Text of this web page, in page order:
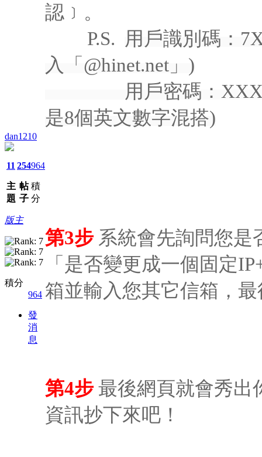
dan1210
11
主
題
254
帖
子
964
積
分
版主
積分
964
發
消
息
認﹞。
P.S. 用戶識別碼：
入「@hinet.net」)
用戶密碼：
是8個英文數字混搭)
第3步 系統會先詢問您是
「是否變更成一個固定
箱並輸入您其它信箱，
第4步 最後網頁就會秀出
資訊抄下來吧！